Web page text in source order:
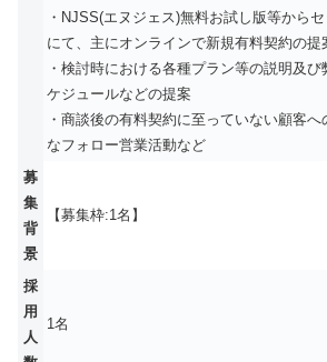
・NJSS(エヌジェス)無料お試し版等から
にて、主にオンラインで新規有料契約の提
・検討時における各種プラン等の説明及
ケジュールなどの提案
・商談後の有料契約に至っていない顧客
なフォロー営業活動など
募
集
背
景
【募集枠:1名】
採
用
人
1名